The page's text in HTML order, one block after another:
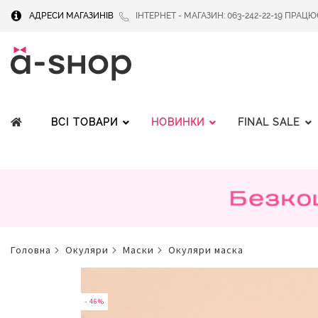
АДРЕСИ МАГАЗИНІВ ІНТЕРНЕТ - МАГАЗИН: 063-242-22-19
ВСІ ТОВАРИ НОВИНКИ FINAL SALE
головна окуляри маски окуляри маска
кінця
- 46%
- 46%